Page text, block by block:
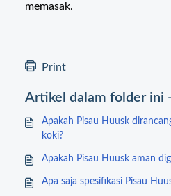
memasak.
Print
Artikel dalam folder ini
Apakah Pisau Huusk
koki?
Apakah Pisau Huusk aman
Apa saja spesifikasi Pisau